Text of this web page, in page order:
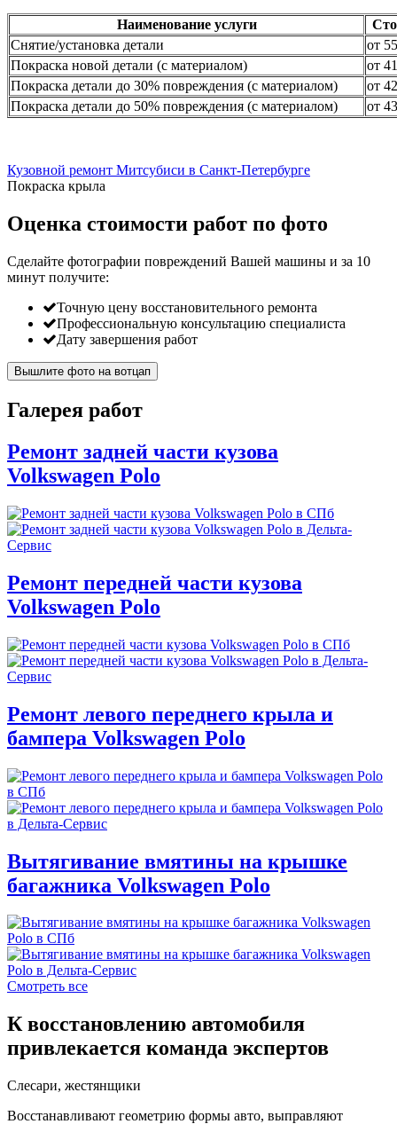
Наименование услуги
Снятие/установка детали
от
Покраска новой детали (с материалом)
от
Покраска детали до 30% повреждения (с материалом)
от
Покраска детали до 50% повреждения (с материалом)
от
Кузовной ремонт Митсубиси в Санкт-Петербурге
Покраска крыла
Оценка стоимости работ по фото
Сделайте фотографии повреждений Вашей машины и за 10
минут получите:
Точную цену восстановительного ремонта
Профессиональную консультацию специалиста
Дату завершения работ
Вышлите фото на вотцап
Галерея работ
Ремонт задней части кузова
Volkswagen Polo
Ремонт передней части кузова
Volkswagen Polo
Ремонт левого переднего крыла и
бампера Volkswagen Polo
Вытягивание вмятины на крышке
багажника Volkswagen Polo
Смотреть все
К восстановлению автомобиля
привлекается команда экспертов
Слесари, жестянщики
Восстанавливают геометрию формы авто, выправляют